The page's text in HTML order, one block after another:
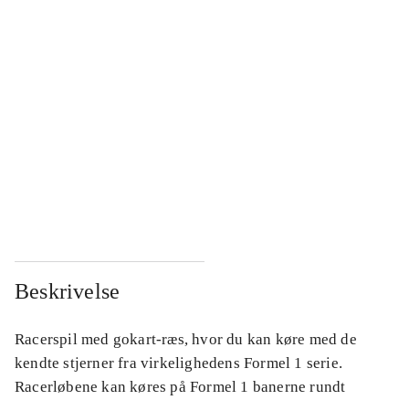
Beskrivelse
Racerspil med gokart-ræs, hvor du kan køre med de
kendte stjerner fra virkelighedens Formel 1 serie.
Racerløbene kan køres på Formel 1 banerne rundt